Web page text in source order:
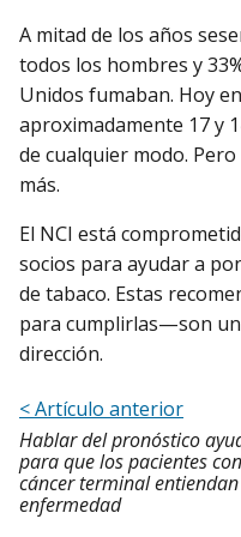
A mitad de los años
todos los hombres y
Unidos fumaban. Hoy
aproximadamente 17 y
de cualquier modo.
más.
El NCI está
socios para ayudar a
de tabaco. Estas
para cumplirlas—son
dirección.
< Artículo anterior
Hablar del pronóstico
para que los pacientes con
cáncer terminal
enfermedad